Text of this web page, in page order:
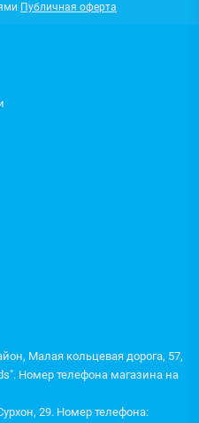
Публичная оферта
Малая кольцевая дорога, 57,
Номер телефона магазина на
29. Номер телефона: